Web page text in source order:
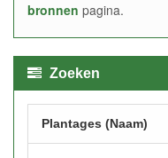
bronnen pagina.
Zoeken
Plantages (Naam)